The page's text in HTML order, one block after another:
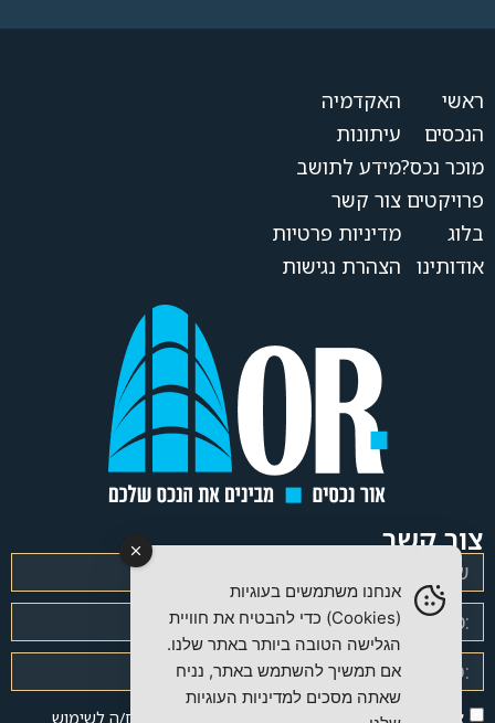
ראשי
הנכסים
מוכר נכס?
פרויקטים
בלוג
אודותינו
האקדמיה
עיתונות
מידע לתושב
צור קשר
מדיניות פרטיות
הצהרת נגישות
צור קשר
אני מאשר/ת את של האתר ומסכים/ה לשימוש
אנחנו משתמשים בעוגיות
(Cookies) כדי להבטיח את חוויית
הגלישה הטובה ביותר באתר שלנו.
אם תמשיך להשתמש באתר, נניח
שאתה מסכים למדיניות העוגיות